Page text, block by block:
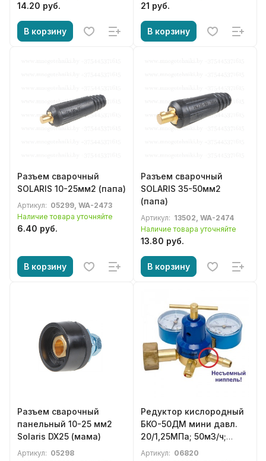
14.20 руб.
В корзину
21 руб.
В корзину
Разъем сварочный
SOLARIS 10-25мм2 (папа)
Артикул: 05299, WA-2473
Наличие товара уточняйте
6.40 руб.
В корзину
Разъем сварочный
SOLARIS 35-50мм2
(папа)
Артикул: 13502, WA-2474
Наличие товара уточняйте
13.80 руб.
В корзину
Разъем сварочный
панельный 10-25 мм2
Solaris DX25 (мама)
Артикул: 05298
Редуктор кислородный
БКО-50ДМ мини давл.
20/1,25МПа; 50м3/ч;
ф9мм
Артикул: 06820